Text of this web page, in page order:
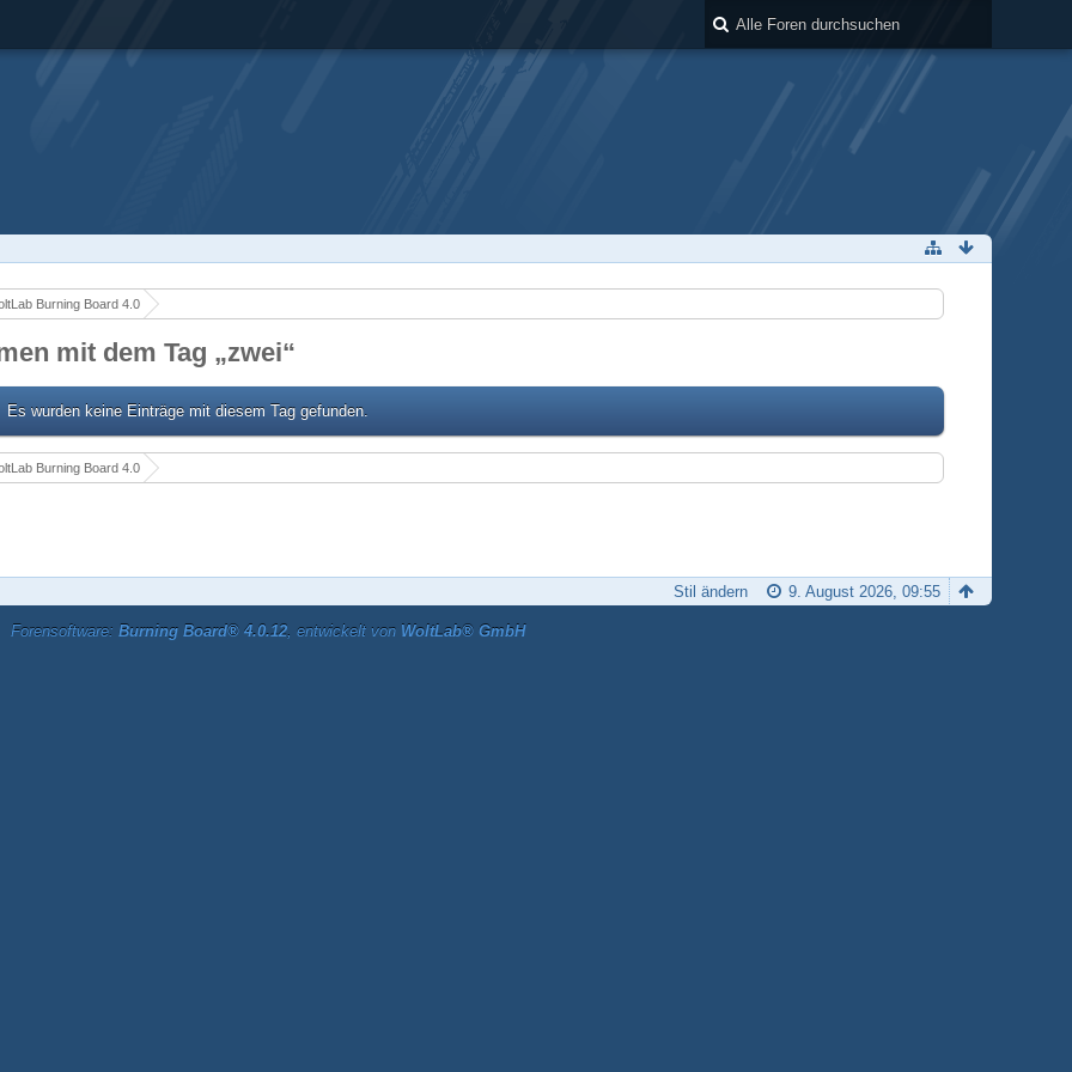
Burning Board 4.0
mit dem Tag „zwei“
Es wurden keine Einträge mit diesem Tag gefunden.
Burning Board 4.0
9. August 2026, 09:55
Stil ändern
Forensoftware: Burning Board® 4.0.12, entwickelt von WoltLab® GmbH